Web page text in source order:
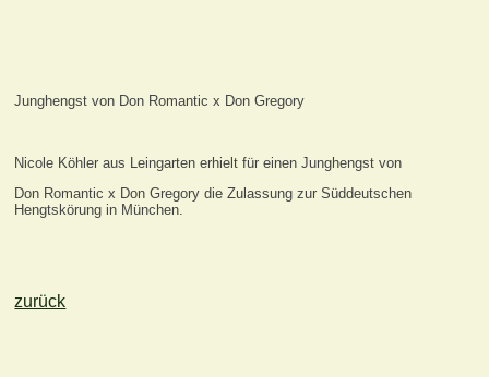
Junghengst von Don Romantic x Don Gregory
Nicole Köhler aus Leingarten erhielt für einen Junghengst von
Don Romantic x Don Gregory die Zulassung zur Süddeutschen
Hengtskörung in München.
zurück